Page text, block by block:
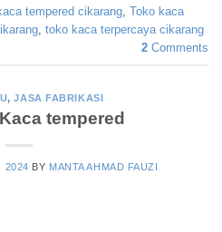
tempered cikarang, Toko kaca
, toko kaca terpercaya cikarang
2 Comments
,JASA FABRIKASI
tempered
2024 BY MANTA AHMAD FAUZI